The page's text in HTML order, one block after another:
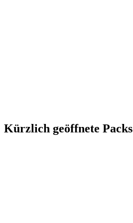
Kürzlich geöffnete Packs